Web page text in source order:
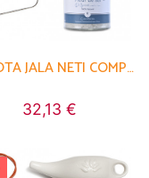
KIT LOTA JALA NETI COMPLET PORCELAINE JAUNE SAFRAN
32,13 €